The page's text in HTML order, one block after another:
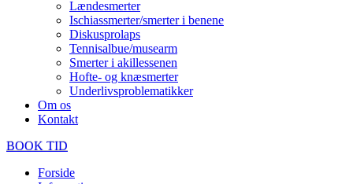
Lændesmerter
Ischiassmerter/smerter i benene
Diskusprolaps
Tennisalbue/musearm
Smerter i akillessenen
Hofte- og knæsmerter
Underlivsproblematikker
Om os
Kontakt
BOOK TID
Forside